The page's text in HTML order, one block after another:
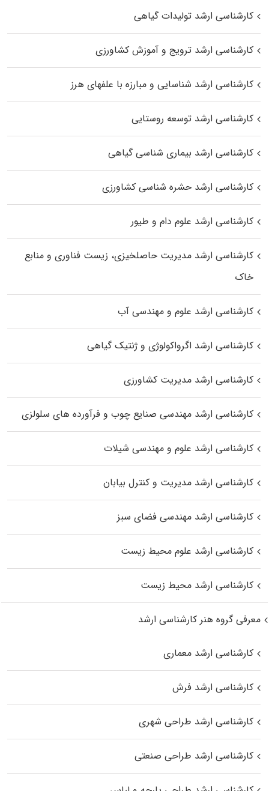
کارشناسی ارشد تولیدات گیاهی
کارشناسی ارشد ترویج و آموزش کشاورزی
کارشناسی ارشد شناسایی و مبارزه با علفهای هرز
کارشناسی ارشد توسعه روستایی
کارشناسی ارشد بیماری‌ شناسی گیاهی
کارشناسی ارشد حشره‌ شناسی کشاورزی
کارشناسی ارشد علوم دام و طیور
کارشناسی ارشد مدیریت حاصلخیزی، زیست فناوری و منابع
خاک
کارشناسی ارشد علوم و مهندسی آب
کارشناسی ارشد اگرواکولوژی و ژنتیک گیاهی
کارشناسی ارشد مدیریت کشاورزی
کارشناسی ارشد مهندسی صنایع چوب و فرآورده‌ های سلولزی
کارشناسی ارشد علوم و مهندسی شیلات
کارشناسی ارشد مدیریت و کنترل بیابان
کارشناسی ارشد مهندسی فضای سبز
کارشناسی ارشد علوم محیط‌ زیست
کارشناسی ارشد محیط زیست
معرفی گروه هنر کارشناسی ارشد
کارشناسی ارشد معماری
کارشناسی ارشد فرش
کارشناسی ارشد طراحی شهری
کارشناسی ارشد طراحی صنعتی